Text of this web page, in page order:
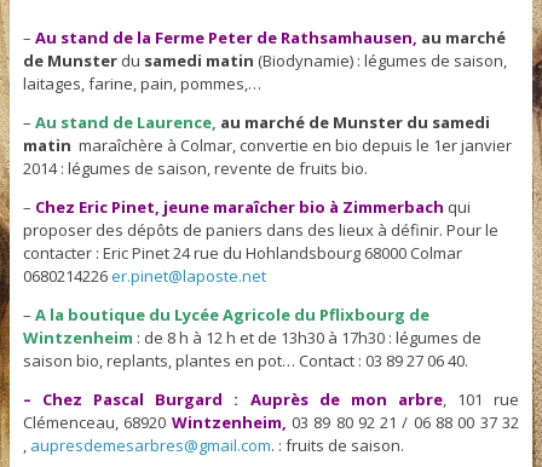
– Au stand de la Ferme Peter de Rathsamhausen, au marché
de Munsterdu samedi matin (Biodynamie) : légumes de saison,
laitages, farine, pain, pommes,…
– Au stand de Laurence, au marché de Munster du samedi
matin maraîchère à Colmar, convertie en bio depuis le 1er janvier
2014 : légumes de saison, revente de fruits bio.
– Chez Eric Pinet, jeune maraîcher bio à Zimmerbach qui
proposer des dépôts de paniers dans des lieux à définir. Pour le
contacter : Eric Pinet 24 rue du Hohlandsbourg 68000 Colmar
0680214226er.pinet@laposte.net
– A la boutique du Lycée Agricole du Pflixbourg de
Wintzenheim : de 8 h à 12 h et de 13h30 à 17h30 : légumes de
saison bio, replants, plantes en pot… Contact : 03 89 27 06 40.
– Chez Pascal Burgard : Auprès de mon arbre, 101 rue
Clémenceau, 68920 Wintzenheim, 03 89 80 92 21 / 06 88 00 37 32
, aupresdemesarbres@gmail.com. : fruits de saison.